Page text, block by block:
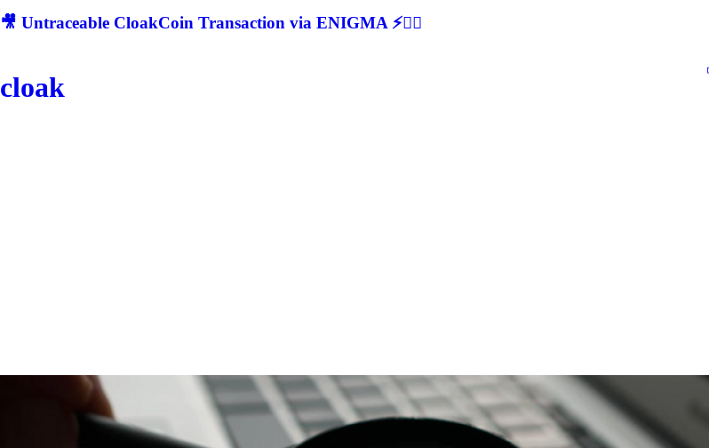
🎥 Untraceable CloakCoin Transaction via ENIGMA ⚡🕵‍♂
cloak